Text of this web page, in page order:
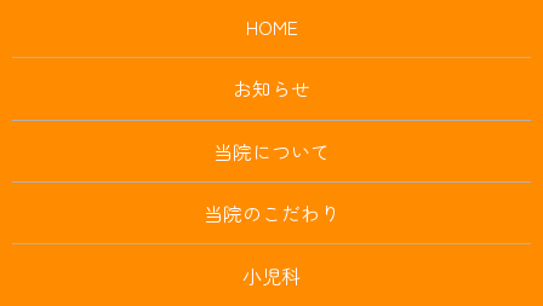
HOME
お知らせ
当院について
当院のこだわり
小児科